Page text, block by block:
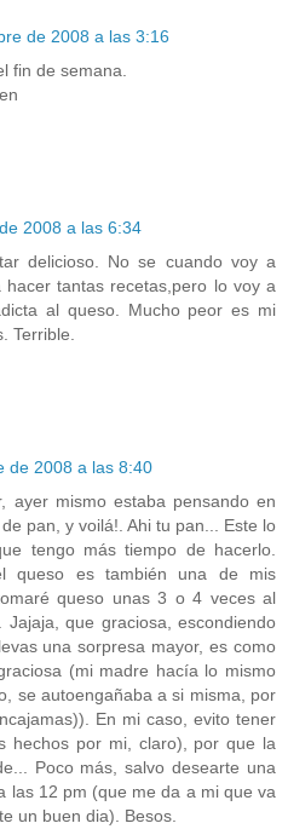
de 2008 a las 3:16
fin de semana.
2008 a las 6:34
delicioso. No se cuando voy a
tantas recetas,pero lo voy a
al queso. Mucho peor es mi
Terrible.
de 2008 a las 8:40
ayer mismo estaba pensando en
pan, y voilá!. Ahi tu pan... Este lo
tengo más tiempo de hacerlo.
queso es también una de mis
queso unas 3 o 4 veces al
que graciosa, escondiendo
una sorpresa mayor, es como
(mi madre hacía lo mismo
se autoengañaba a si misma, por
En mi caso, evito tener
hechos por mi, claro), por que la
Poco más, salvo desearte una
las 12 pm (que me da a mi que va
un buen dia). Besos.